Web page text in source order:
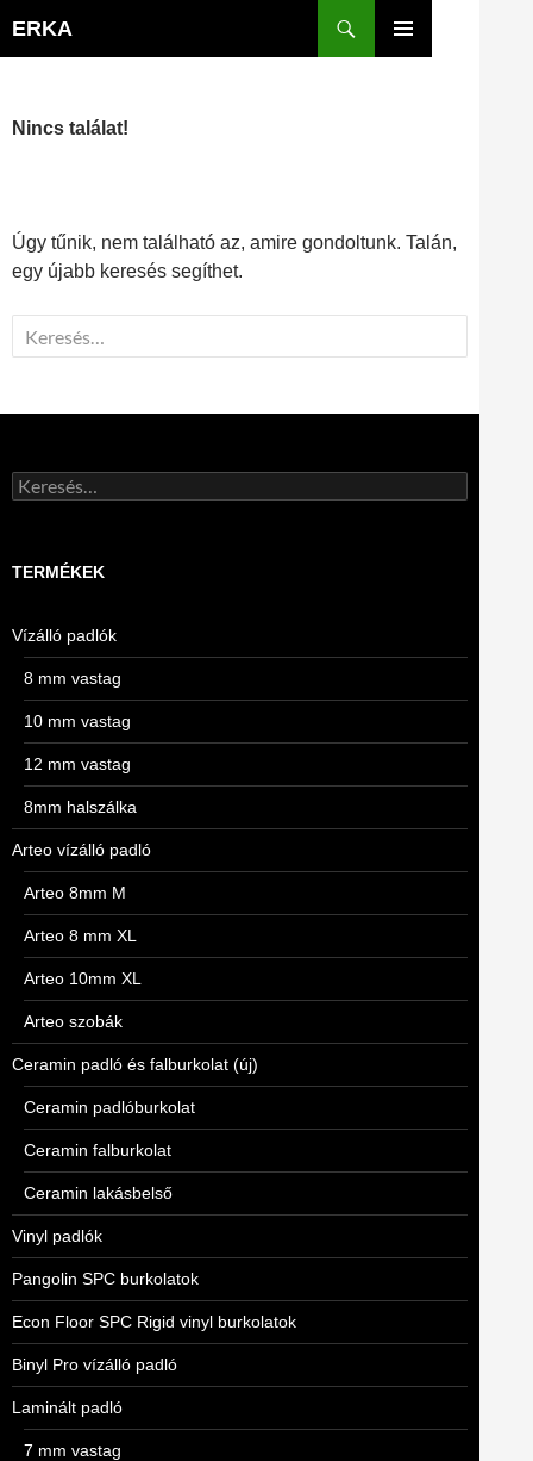
ERKA
Nincs találat!
Úgy tűnik, nem található az, amire gondoltunk. Talán,
egy újabb keresés segíthet.
Keresés:
Keresés:
TERMÉKEK
Vízálló padlók
8 mm vastag
10 mm vastag
12 mm vastag
8mm halszálka
Arteo vízálló padló
Arteo 8mm M
Arteo 8 mm XL
Arteo 10mm XL
Arteo szobák
Ceramin padló és falburkolat (új)
Ceramin padlóburkolat
Ceramin falburkolat
Ceramin lakásbelső
Vinyl padlók
Pangolin SPC burkolatok
Econ Floor SPC Rigid vinyl burkolatok
Binyl Pro vízálló padló
Laminált padló
7 mm vastag